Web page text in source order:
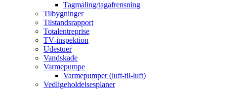
Tagmaling/tagafrensning
Tilbygninger
Tilstandsrapport
Totalentreprise
TV-inspektion
Udestuer
Vandskade
Varmepumpe
Varmepumper (luft-til-luft)
Vedligeholdelsesplaner